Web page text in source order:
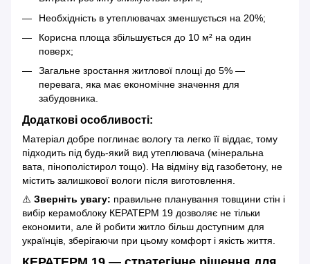
Необхідність в утеплювачах зменшується на 20%;
Корисна площа збільшується до 10 м² на один
поверх;
Загальне зростання житлової площі до 5% —
перевага, яка має економічне значення для
забудовника.
Додаткові особливості:
Матеріал добре поглинає вологу та легко її віддає, тому
підходить під будь-який вид утеплювача (мінеральна
вата, пінополістирол тощо). На відміну від газобетону, не
містить залишкової вологи після виготовлення.
⚠️ Зверніть увагу: правильне планування товщини стін і
вибір керамоблоку КЕРАТЕРМ 19 дозволяє не тільки
економити, але й робити житло більш доступним для
українців, зберігаючи при цьому комфорт і якість життя.